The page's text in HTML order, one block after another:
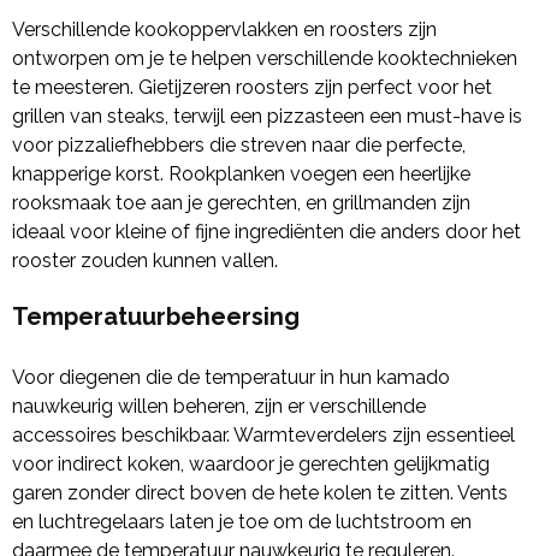
Verschillende kookoppervlakken en roosters zijn
ontworpen om je te helpen verschillende kooktechnieken
te meesteren. Gietijzeren roosters zijn perfect voor het
grillen van steaks, terwijl een pizzasteen een must-have is
voor pizzaliefhebbers die streven naar die perfecte,
knapperige korst. Rookplanken voegen een heerlijke
rooksmaak toe aan je gerechten, en grillmanden zijn
ideaal voor kleine of fijne ingrediënten die anders door het
rooster zouden kunnen vallen.
Temperatuurbeheersing
Voor diegenen die de temperatuur in hun kamado
nauwkeurig willen beheren, zijn er verschillende
accessoires beschikbaar. Warmteverdelers zijn essentieel
voor indirect koken, waardoor je gerechten gelijkmatig
garen zonder direct boven de hete kolen te zitten. Vents
en luchtregelaars laten je toe om de luchtstroom en
daarmee de temperatuur nauwkeurig te reguleren.